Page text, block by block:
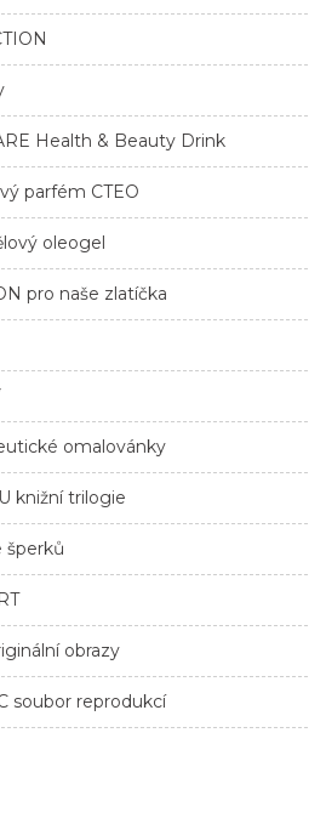
Health & Beauty Drink
parfém CTEO
oleogel
pro naše zlatíčka
omalovánky
knižní trilogie
šperků
obrazy
soubor reprodukcí